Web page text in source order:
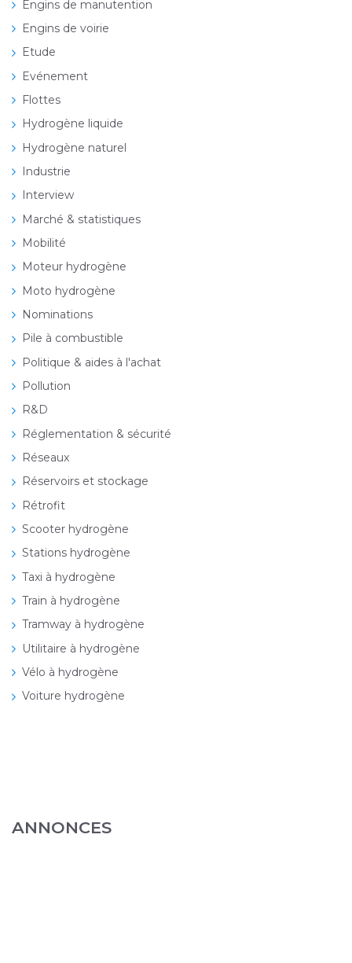
Engins de manutention
Engins de voirie
Etude
Evénement
Flottes
Hydrogène liquide
Hydrogène naturel
Industrie
Interview
Marché & statistiques
Mobilité
Moteur hydrogène
Moto hydrogène
Nominations
Pile à combustible
Politique & aides à l'achat
Pollution
R&D
Réglementation & sécurité
Réseaux
Réservoirs et stockage
Rétrofit
Scooter hydrogène
Stations hydrogène
Taxi à hydrogène
Train à hydrogène
Tramway à hydrogène
Utilitaire à hydrogène
Vélo à hydrogène
Voiture hydrogène
ANNONCES